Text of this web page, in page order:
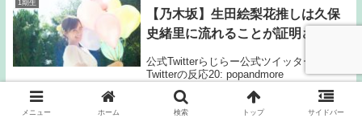
1期生
【乃木坂】生田絵梨花推しは久保
史緒里に流れることが証明される
公式Twitterらじらー公式ツイッターより
Twitterの反応20: popandmore
せーら、まゆ、しおりちゃんだった藤森の
趣味が分かりますな22: po...
メニュー ホーム 検索 トップ サイドバー